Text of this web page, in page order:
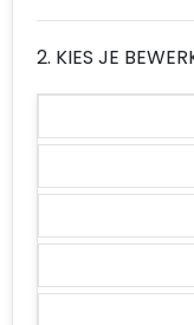
2. KIES JE